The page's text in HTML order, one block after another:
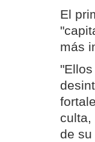
El
más
culta,
de